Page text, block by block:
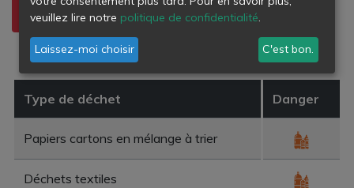
Type de déchet Danger
Papiers cartons en mélange à trier
Déchets textiles
CARTONS
TISSUS
VÊTEMENTS
veuillez lire notre politique de confidentialité.
Laissez-moi choisir C'est bon.